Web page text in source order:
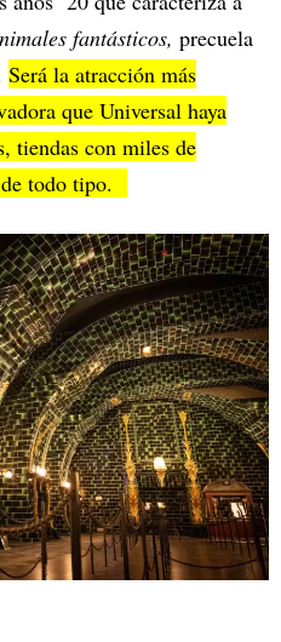
fantásticos, precuela
Será la atracción más
que Universal haya
tiendas con miles de
todo tipo.